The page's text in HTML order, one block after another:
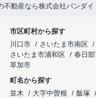
不動産なら株式会社バンダイ
市区町村から探す
川口市
さいたま市南区
さいたま市浦和区
春日
草加市
町名から探す
並木
大字中曽根 飯塚